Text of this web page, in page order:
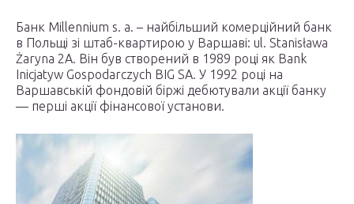
Банк Millennium s. a. – найбільший комерційний банк
в Польщі зі штаб-квартирою у Варшаві: ul. Stanisława
Żaryna 2A. Він був створений в 1989 році як Bank
Inicjatyw Gospodarczych BIG SA. У 1992 році на
Варшавській фондовій біржі дебютували акції банку
— перші акції фінансової установи.